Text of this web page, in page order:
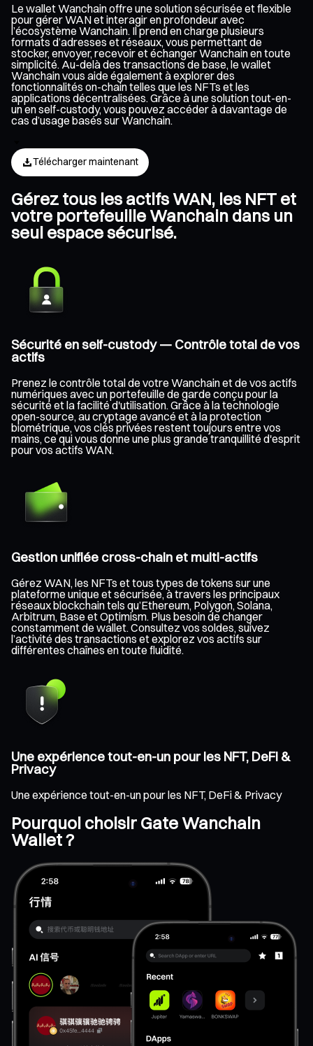
Le wallet Wanchain offre une solution sécurisée et flexible
pour gérer WAN et interagir en profondeur avec
l’écosystème Wanchain. Il prend en charge plusieurs
formats d’adresses et réseaux, vous permettant de
stocker, envoyer, recevoir et échanger Wanchain en toute
simplicité. Au-delà des transactions de base, le wallet
Wanchain vous aide également à explorer des
fonctionnalités on-chain telles que les NFTs et les
applications décentralisées. Grâce à une solution tout-en-
un en self-custody, vous pouvez accéder à davantage de
cas d’usage basés sur Wanchain.
Télécharger maintenant
Gérez tous les actifs WAN, les NFT et
votre portefeuille Wanchain dans un
seul espace sécurisé.
Sécurité en self-custody — Contrôle total de vos
actifs
Prenez le contrôle total de votre Wanchain et de vos actifs
numériques avec un portefeuille de garde conçu pour la
sécurité et la facilité d'utilisation. Grâce à la technologie
open-source, au cryptage avancé et à la protection
biométrique, vos clés privées restent toujours entre vos
mains, ce qui vous donne une plus grande tranquillité d'esprit
pour vos actifs WAN.
Gestion unifiée cross-chain et multi-actifs
Gérez WAN, les NFTs et tous types de tokens sur une
plateforme unique et sécurisée, à travers les principaux
réseaux blockchain tels qu’Ethereum, Polygon, Solana,
Arbitrum, Base et Optimism. Plus besoin de changer
constamment de wallet. Consultez vos soldes, suivez
l’activité des transactions et explorez vos actifs sur
différentes chaînes en toute fluidité.
Une expérience tout-en-un pour les NFT, DeFi &
Privacy
Une expérience tout-en-un pour les NFT, DeFi & Privacy
Pourquoi choisir Gate Wanchain
Wallet ?